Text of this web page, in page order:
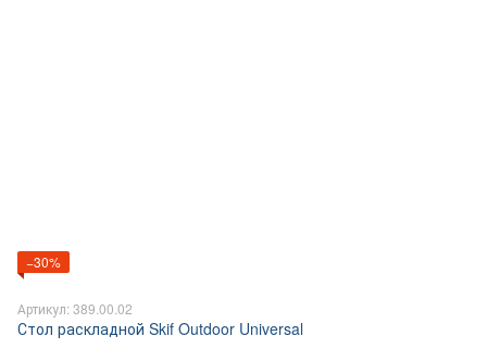
−30%
Артикул: 389.00.02
Стол раскладной Skif Outdoor Universal